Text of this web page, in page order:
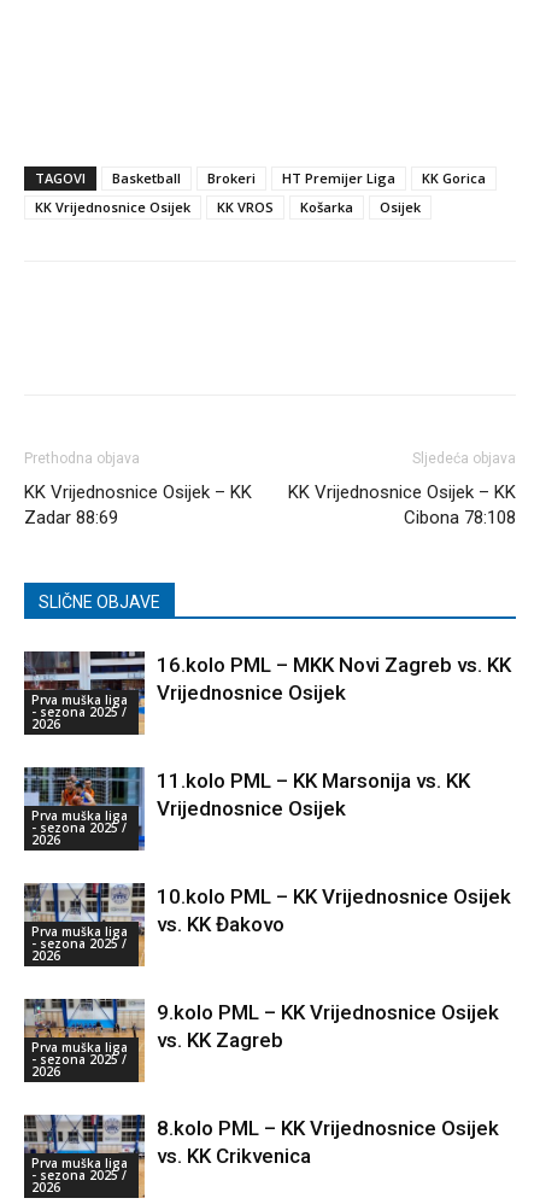
TAGOVI Basketball Brokeri HT Premijer Liga
KK Gorica
KK Vrijednosnice Osijek
KK VROS Košarka Osijek
Prethodna objava
KK Vrijednosnice Osijek – KK
Zadar 88:69
Sljedeća objava
KK Vrijednosnice Osijek – KK
Cibona 78:108
SLIČNE OBJAVE
Prva muška liga
- sezona 2025 /
2026
16.kolo PML – MKK Novi Zagreb vs. KK
Vrijednosnice Osijek
Prva muška liga
- sezona 2025 /
2026
11.kolo PML – KK Marsonija vs. KK
Vrijednosnice Osijek
Prva muška liga
- sezona 2025 /
2026
10.kolo PML – KK Vrijednosnice Osijek
vs. KK Đakovo
Prva muška liga
- sezona 2025 /
2026
9.kolo PML – KK Vrijednosnice Osijek
vs. KK Zagreb
Prva muška liga
- sezona 2025 /
2026
8.kolo PML – KK Vrijednosnice Osijek
vs. KK Crikvenica